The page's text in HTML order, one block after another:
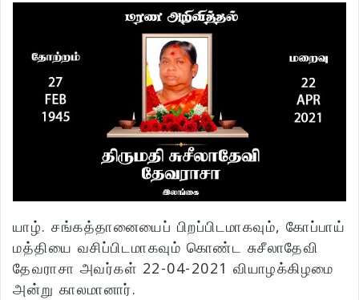
யாழ். சங்கத்தானையைப் பிறப்பிடமாகவும், கோப்பாய்
மத்தியை வசிப்பிடமாகவும் கொண்ட சுசீலாதேவி
தேவராசா அவர்கள் 22-04-2021 வியாழக்கிழமை
அன்று காலமானார்.